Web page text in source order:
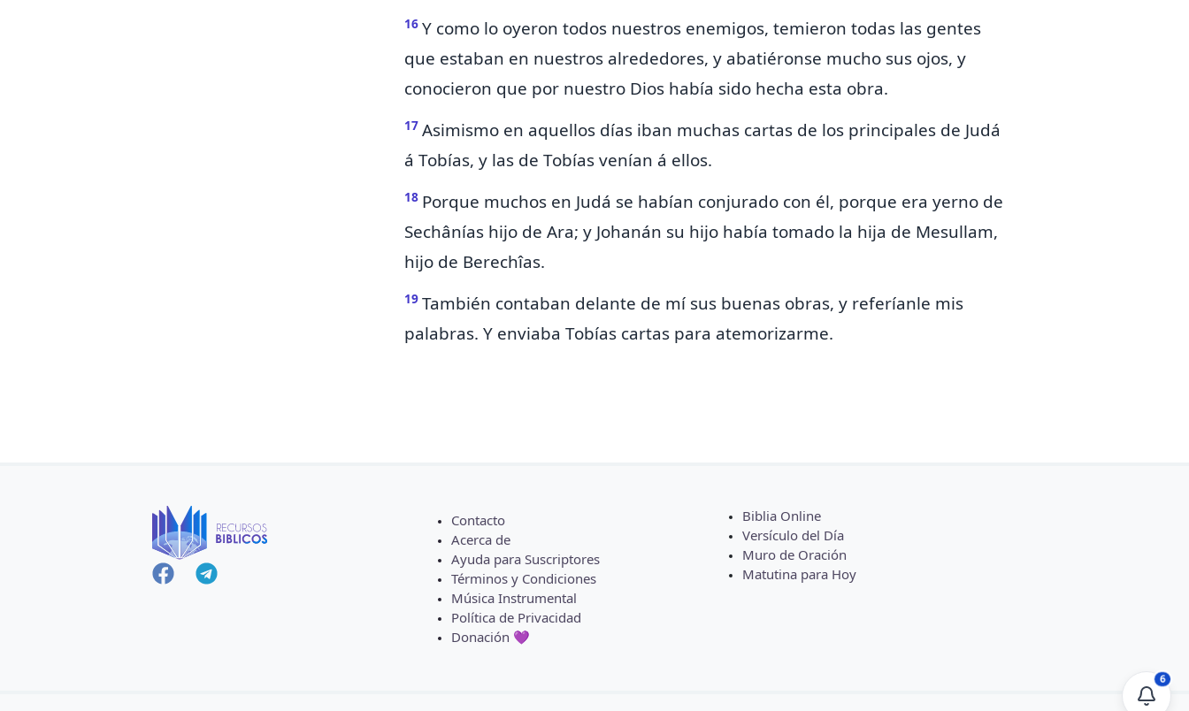
16 Y como looyeron todos nuestros enemigos, temieron todas las gentes
que estaban en nuestros alrededores, y abatiéronse mucho sus ojos, y
conocieron que por nuestro Dios había sido hecha esta obra.
17 Asimismo en aquellos días iban muchas cartas de los principales de Judá
á Tobías, y las de Tobías venían á ellos.
18 Porque muchos en Judá se habían conjurado con él, porque era yerno de
Sechânías hijo de Ara; y Johanán su hijo había tomado la hija de Mesullam,
hijo de Berechîas.
19 También contaban delante de mí sus buenas obras, y referíanle mis
palabras. Y enviaba Tobías cartas para atemorizarme.
Contacto
Acerca de
Ayuda para Suscriptores
Términos y Condiciones
Música Instrumental
Política de Privacidad
Donación 💜
Biblia Online
Versículo del Día
Muro de Oración
Matutina para Hoy
6